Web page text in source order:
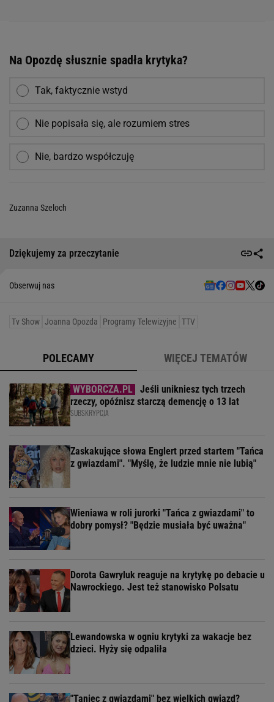
Na Opozdę słusznie spadła krytyka?
Tak, faktycznie wstyd
Nie popisała się, ale rozumiem stres
Nie, bardzo współczuję
Zuzanna Szeloch
Dziękujemy za przeczytanie
Obserwuj nas
Tv Show Joanna Opozda Programy Telewizyjne TTV
POLECAMY WIĘCEJ TEMATÓW
Jeśli unikniesz tych trzech
rzeczy, opóźnisz starczą demencję o 13 lat
SUBSKRYPCJA
Zaskakujące słowa Englert przed startem "Tańca
z gwiazdami". "Myślę, że ludzie mnie nie lubią"
Wieniawa w roli jurorki "Tańca z gwiazdami" to
dobry pomysł? "Będzie musiała być uważna"
Dorota Gawryluk reaguje na krytykę po debacie u
Nawrockiego. Jest też stanowisko Polsatu
Lewandowska w ogniu krytyki za wakacje bez
dzieci. Hyży się odpaliła
"Taniec z gwiazdami" bez wielkich gwiazd?